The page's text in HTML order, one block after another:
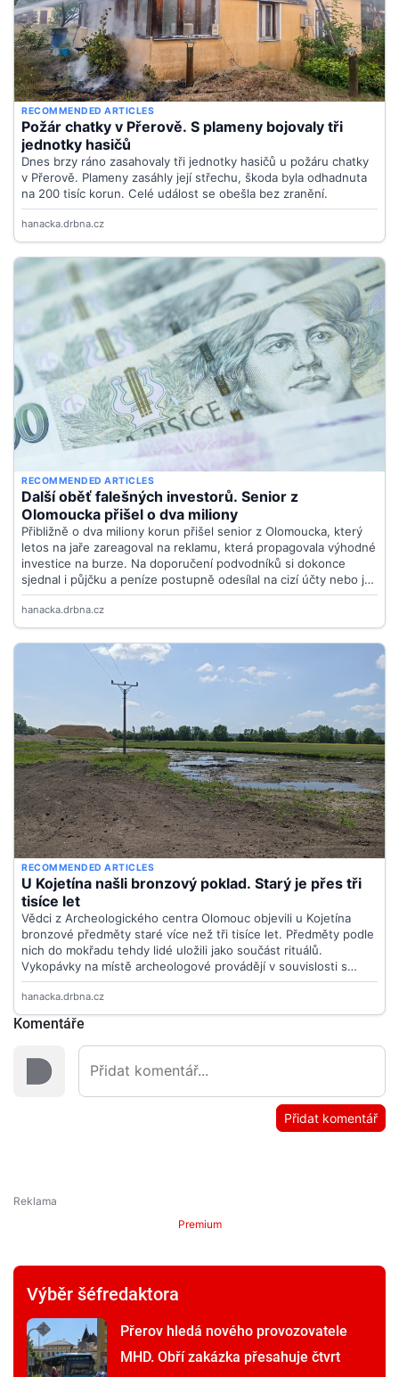
Komentáře
Přidat komentář
Premium
Výběr šéfredaktora
Přerov hledá nového provozovatele
MHD. Obří zakázka přesahuje čtvrt